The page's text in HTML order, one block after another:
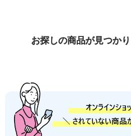
お探しの商品が見つかり